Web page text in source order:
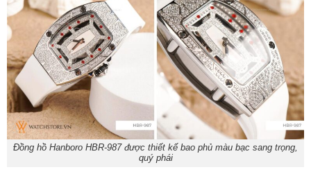
Đồng hồ Hanboro HBR-987 được thiết kế bao phủ màu bạc sang trọng,
quý phái